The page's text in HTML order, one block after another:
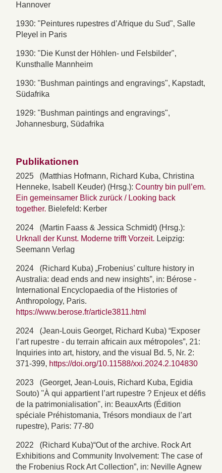
Hannover
1930: "Peintures rupestres d’Afrique du Sud", Salle
Pleyel in Paris
1930: "Die Kunst der Höhlen- und Felsbilder",
Kunsthalle Mannheim
1930: "Bushman paintings and engravings", Kapstadt,
Südafrika
1929: "Bushman paintings and engravings",
Johannesburg, Südafrika
Publikationen
2025 (Matthias Hofmann, Richard Kuba, Christina
Henneke, Isabell Keuder) (Hrsg.): Country bin pull’em.
Ein gemeinsamer Blick zurück / Looking back
together. Bielefeld: Kerber
2024 (Martin Faass & Jessica Schmidt) (Hrsg.):
Urknall der Kunst. Moderne trifft Vorzeit. Leipzig:
Seemann Verlag
2024 (Richard Kuba) „Frobenius’ culture history in
Australia: dead ends and new insights”, in: Bérose -
International Encyclopaedia of the Histories of
Anthropology, Paris.
https://www.berose.fr/article3811.html
2024 (Jean-Louis Georget, Richard Kuba) “Exposer
l’art rupestre - du terrain africain aux métropoles”, 21:
Inquiries into art, history, and the visual Bd. 5, Nr. 2:
371-399, https://doi.org/10.11588/xxi.2024.2.104830
2023 (Georget, Jean-Louis, Richard Kuba, Egidia
Souto) "À qui appartient l’art rupestre ? Enjeux et défis
de la patrimonialisation", in: BeauxArts (Édition
spéciale Préhistomania, Trésors mondiaux de l’art
rupestre), Paris: 77-80
2022 (Richard Kuba)“Out of the archive. Rock Art
Exhibitions and Community Involvement: The case of
the Frobenius Rock Art Collection”, in: Neville Agnew